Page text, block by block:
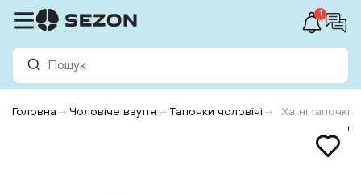
1
Головна Чоловіче взуття Тапочки чоловічі Хатні тапочки